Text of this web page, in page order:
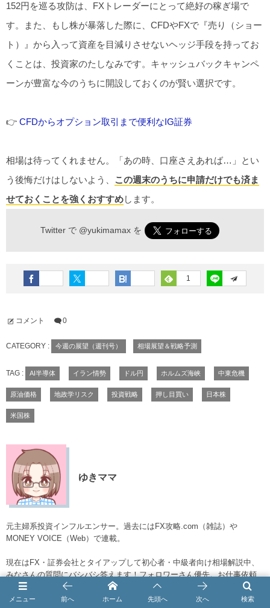
152円を巡る攻防は、FXトレーダーにとって絶好の稼ぎ場で
す。また、もし株が暴落した際に、CFDやFXで『売り（ショー
ト）』から入って資産を目減りさせないヘッジ手段を持ってお
くことは、投資家のたしなみです。キャッシュバックキャンペ
ーンが豊富な今のうちに開設しておくのが賢い選択です。
👉 CFDからオプション取引まで便利なIG証券
相場は待ってくれません。「あの時、口座さえあれば…」とい
う後悔だけはしないよう、 この週末のうちに申請だけでも済ま
せておくことを強くおすすめします。
Twitter で @yukimamaxを
1
コメント 0
CATEGORY : 今週の展望（週刊号） 相場展望＆戦略予測
TAG : AI半導体 イラン情勢 ドル円 ホルムズ海峡 中東危機
原油価格 地政学リスク 投資戦略 押し目買い 日本株
米国株
ゆきママ
元主婦系投資インフルエンサー。過去にはFX攻略.com（雑誌）や
MONEY VOICE（Web）で連載。
現在はFX・証券会社とタイアップして初心者・中級者向け相場解説中、
みなさんの質問にバシバシ答えます！フォロワーさん優先。お仕事依頼
もこちらまで→https://x.com/yukimamax/
メニュー 検索
前へ ホーム 先頭へ 次へ